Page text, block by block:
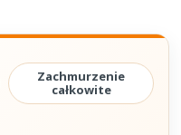
Zachmurzenie
całkowite